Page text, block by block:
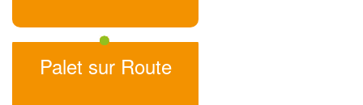
Palet sur Route